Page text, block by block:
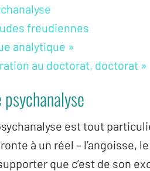
freudiennes
analytique »
au doctorat, doctorat »
est tout
à un réel – l’angoisse,
que c’est de son